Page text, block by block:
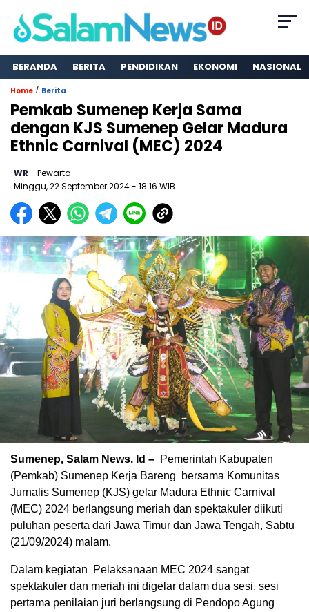
BERANDA BERITA PENDIDIKAN EKONOMI NASIONAL
Home / Berita
Pemkab Sumenep Kerja Sama
dengan KJS Sumenep Gelar Madura
Ethnic Carnival (MEC) 2024
WR - Pewarta
Minggu, 22 September 2024- 18:16 WIB
Sumenep, Salam News. Id – Pemerintah Kabupaten
(Pemkab) Sumenep Kerja Bareng bersama Komunitas
Jurnalis Sumenep (KJS) gelar Madura Ethnic Carnival
(MEC) 2024 berlangsung meriah dan spektakuler diikuti
puluhan peserta dari Jawa Timur dan Jawa Tengah, Sabtu
(21/09/2024) malam.
Dalam kegiatan Pelaksanaan MEC 2024 sangat
spektakuler dan meriah ini digelar dalam dua sesi, sesi
pertama penilaian juri berlangsung di Pendopo Agung